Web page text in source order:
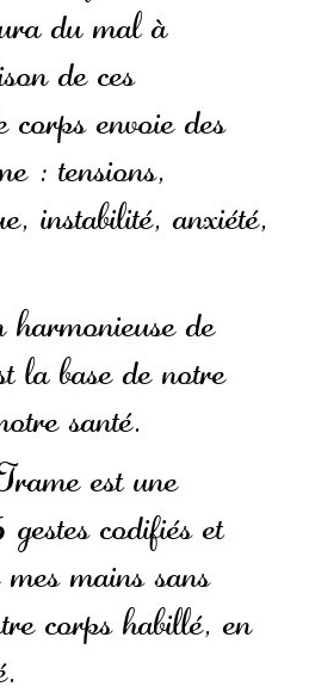
du mal à
de ces
corps envoie des
: tensions,
instabilité, anxiété,
de
la base de notre
santé.
est une
codifiés et
mains sans
corps habillé, en